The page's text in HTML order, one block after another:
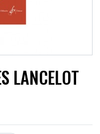
LANCELOT